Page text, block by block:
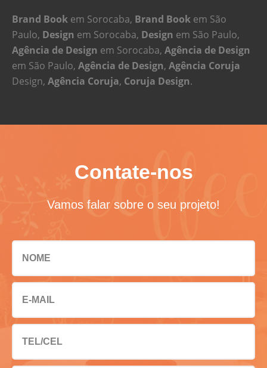
Brand Book em Sorocaba, Brand Book em São
Paulo, Design em Sorocaba, Design em São Paulo,
Agência de Design em Sorocaba, Agência de Design
em São Paulo, Agência de Design, Agência Coruja
Design, Agência Coruja, Coruja Design.
Contate-nos
Vamos falar sobre o seu projeto!
NOME
E-MAIL
TEL/CEL